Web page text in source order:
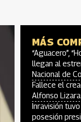
MÁS
“Aguacero”,
llegan al
Nacional de
Fallece el
Alfonso
Inravisión
posesión